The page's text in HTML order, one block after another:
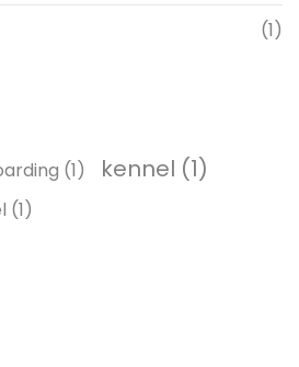
(1)
(1) kennel (1)
(1)